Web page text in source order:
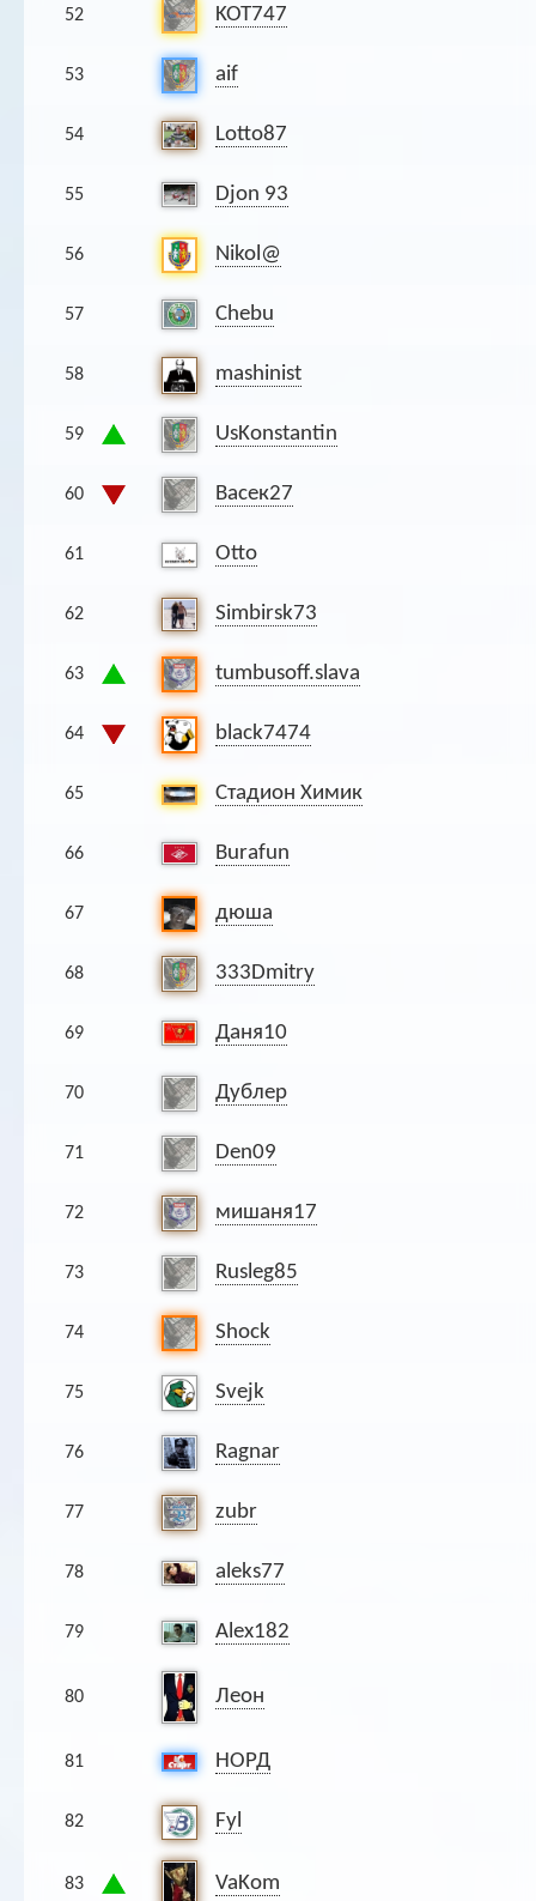
52 KOT747
53 aif
54 Lotto87
55 Djon 93
56 Nikol@
57 Chebu
58 mashinist
59 UsKonstantin
60 Васек27
61 Otto
62 Simbirsk73
63 tumbusoff.slava
64 black7474
65 Стадион Химик
66 Burafun
67 дюша
68 333Dmitry
69 Даня10
70 Дублер
71 Den09
72 мишаня17
73 Rusleg85
74 Shock
75 Svejk
76 Ragnar
77 zubr
78 aleks77
79 Alex182
80 Леон
81 НОРД
82 Fyl
83 VaKom